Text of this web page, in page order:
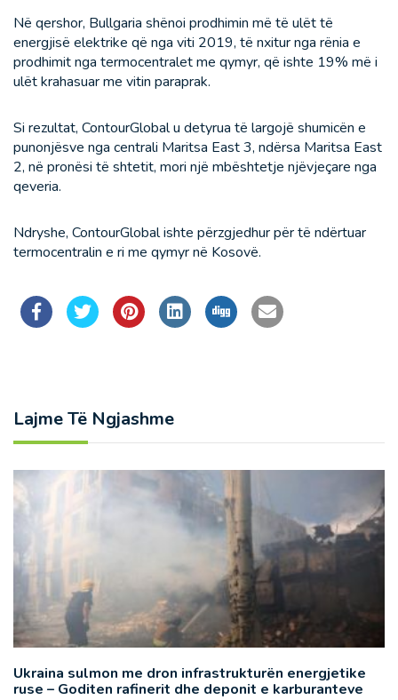
Në qershor, Bullgaria shënoi prodhimin më të ulët të
energjisë elektrike që nga viti 2019, të nxitur nga rënia e
prodhimit nga termocentralet me qymyr, që ishte 19% më i
ulët krahasuar me vitin paraprak.
Si rezultat, ContourGlobal u detyrua të largojë shumicën e
punonjësve nga centrali Maritsa East 3, ndërsa Maritsa East
2, në pronësi të shtetit, mori një mbështetje njëvjeçare nga
qeveria.
Ndryshe, ContourGlobal ishte përzgjedhur për të ndërtuar
termocentralin e ri me qymyr në Kosovë.
Lajme Të Ngjashme
Ukraina sulmon me dron infrastrukturën energjetike
ruse – Goditen rafinerit dhe deponit e karburanteve